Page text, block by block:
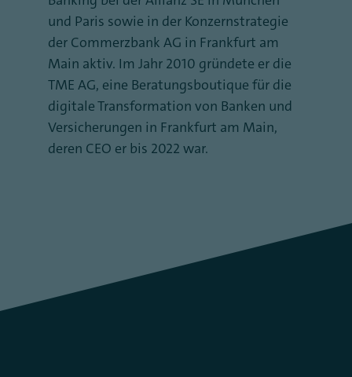
und Paris sowie in der Konzernstrategie
der Commerzbank AG in Frankfurt am
Main aktiv. Im Jahr 2010 gründete er die
TME AG, eine Beratungsboutique für die
digitale Transformation von Banken und
Versicherungen in Frankfurt am Main,
deren CEO er bis 2022 war.